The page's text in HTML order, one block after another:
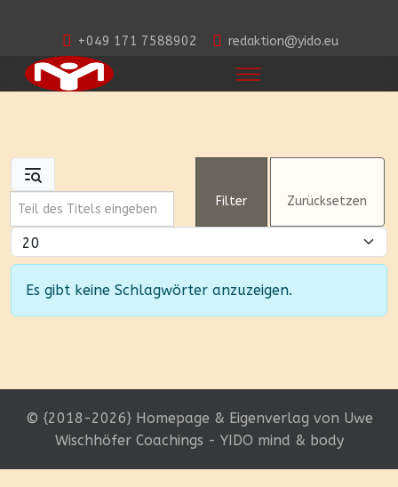
+049 171 7588902 redaktion@yido.eu
Teil des Titels eingeben
Filter Zurücksetzen
Anzeige #
Information
Es gibt keine Schlagwörter anzuzeigen.
© {2018-2026} Homepage & Eigenverlag von Uwe
Wischhöfer Coachings - YIDO mind & body